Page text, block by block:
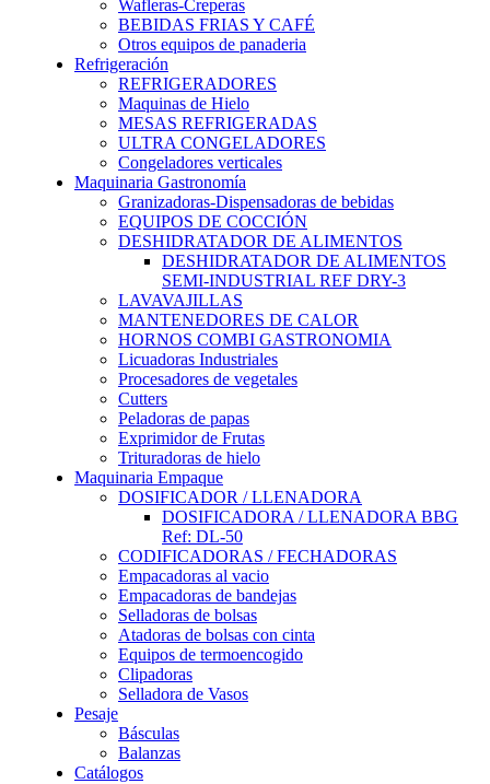
Wafleras-Creperas
BEBIDAS FRIAS Y CAFÉ
Otros equipos de panaderia
Refrigeración
REFRIGERADORES
Maquinas de Hielo
MESAS REFRIGERADAS
ULTRA CONGELADORES
Congeladores verticales
Maquinaria Gastronomía
Granizadoras-Dispensadoras de bebidas
EQUIPOS DE COCCIÓN
DESHIDRATADOR DE ALIMENTOS
DESHIDRATADOR DE ALIMENTOS
SEMI-INDUSTRIAL REF DRY-3
LAVAVAJILLAS
MANTENEDORES DE CALOR
HORNOS COMBI GASTRONOMIA
Licuadoras Industriales
Procesadores de vegetales
Cutters
Peladoras de papas
Exprimidor de Frutas
Trituradoras de hielo
Maquinaria Empaque
DOSIFICADOR / LLENADORA
DOSIFICADORA / LLENADORA BBG
Ref: DL-50
CODIFICADORAS / FECHADORAS
Empacadoras al vacio
Empacadoras de bandejas
Selladoras de bolsas
Atadoras de bolsas con cinta
Equipos de termoencogido
Clipadoras
Selladora de Vasos
Pesaje
Básculas
Balanzas
Catálogos